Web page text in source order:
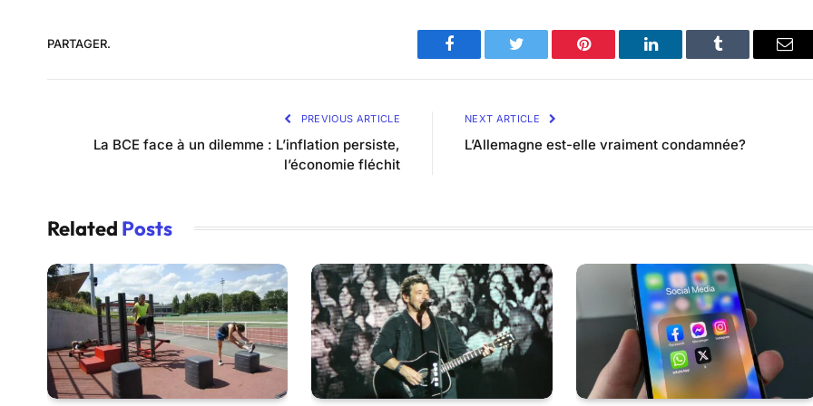
PARTAGER.
Facebook Twitter Pinterest LinkedIn Tumblr
PREVIOUS ARTICLE
La BCE face à un dilemme : L’inflation persiste,
l’économie fléchit
NEXT ARTICLE
L’Allemagne est-elle vraiment condamnée?
Related Posts